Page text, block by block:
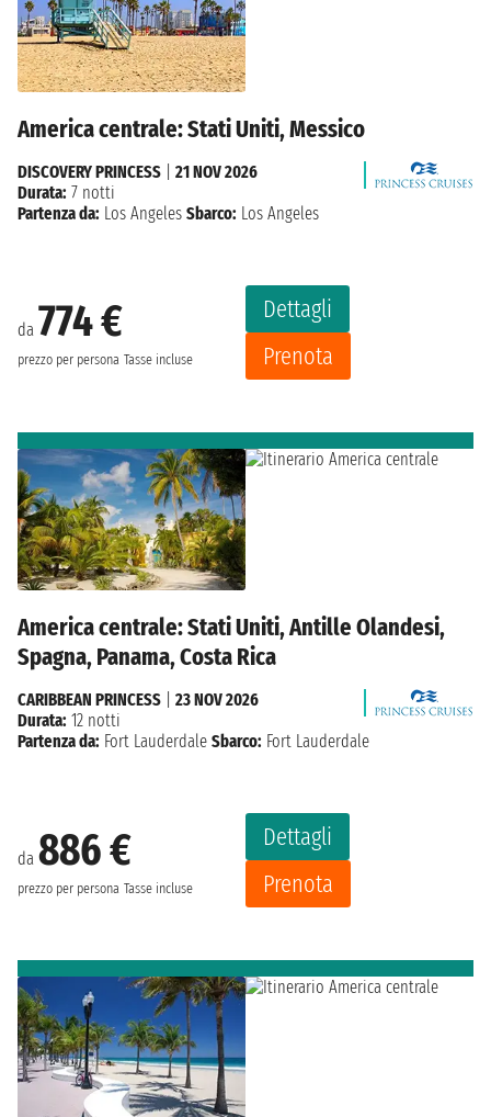
America centrale: Stati Uniti, Messico
da 774 €
prezzo per persona Tasse incluse
Dettagli
Prenota
DISCOVERY PRINCESS
21 NOV 2026
Durata: 7 notti
Partenza da: Los Angeles Sbarco: Los Angeles
America centrale: Stati Uniti, Antille Olandesi,
Spagna, Panama, Costa Rica
da 886 €
prezzo per persona Tasse incluse
Dettagli
Prenota
CARIBBEAN PRINCESS
23 NOV 2026
Durata: 12 notti
Partenza da: Fort Lauderdale Sbarco: Fort Lauderdale